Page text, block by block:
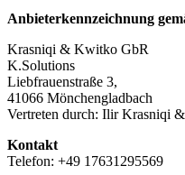
Anbieterkennzeichnung
Krasniqi & Kwitko GbR
K.Solutions
Liebfrauenstraße 3,
41066 Mönchengladbach
Vertreten durch: Ilir Krasniqi
Kontakt
Telefon: +49 17631295569